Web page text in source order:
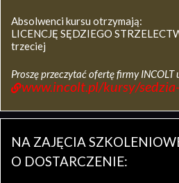
Absolwenci kursu otrzymają:
LICENCJĘ SĘDZIEGO
trzeciej
Proszę przeczytać ofertę firmy
www.incolt.pl/kursy/
NA ZAJĘCIA
O DOSTARCZENIE: